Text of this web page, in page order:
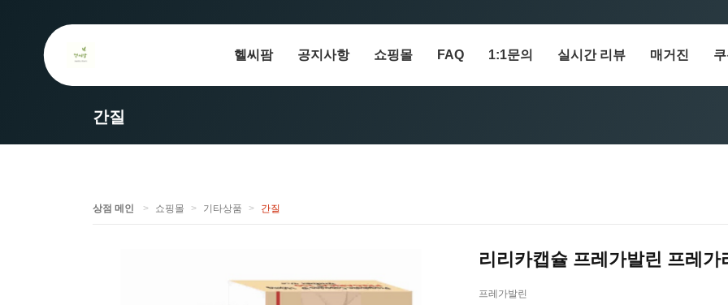
헬씨팜 공지사항 쇼핑몰 FAQ 1:1문의 실시간 리뷰 매거진
간질
상점 메인 쇼핑몰 기타상품 간질
리리카캡슐 프레가발린 프레가
프레가발린